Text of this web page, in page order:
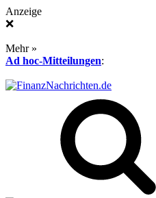
Anzeige
❌
Mehr »
Ad hoc-Mitteilungen: